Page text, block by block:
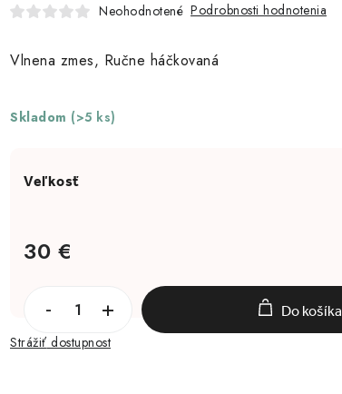
Neohodnotené Podrobnosti hodnotenia
Vlnena zmes, Ručne háčkovaná
Skladom (>5 ks)
30 €
Do košíka
Strážiť